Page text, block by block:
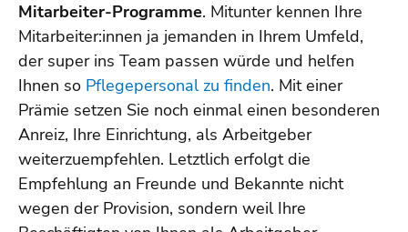
Mitarbeiter-Programme. Mitunter kennen Ihre
Mitarbeiter:innen ja jemanden in Ihrem Umfeld,
der super ins Team passen würde und helfen
Ihnen so Pflegepersonal zu finden. Mit einer
Prämie setzen Sie noch einmal einen besonderen
Anreiz, Ihre Einrichtung, als Arbeitgeber
weiterzuempfehlen. Letztlich erfolgt die
Empfehlung an Freunde und Bekannte nicht
wegen der Provision, sondern weil Ihre